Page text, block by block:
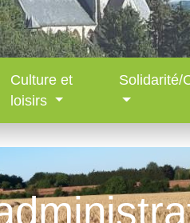
Culture et
loisirs
Solidarité/